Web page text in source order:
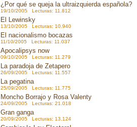
¿Por qué se queja la ultraizquierda española?
19/10/2005 Lecturas: 11.812
El Lewinsky
13/10/2005 Lecturas: 10.940
El nacionalismo bocazas
11/10/2005 Lecturas: 11.037
Apocalipsys now
09/10/2005 Lecturas: 11.279
La paradoja de Zetapero
26/09/2005 Lecturas: 11.557
La pegatina
25/09/2005 Lecturas: 11.775
Moncho Borrajo y Rosa Valenty
24/09/2005 Lecturas: 21.018
Gran ganga
20/09/2005 Lecturas: 13.124